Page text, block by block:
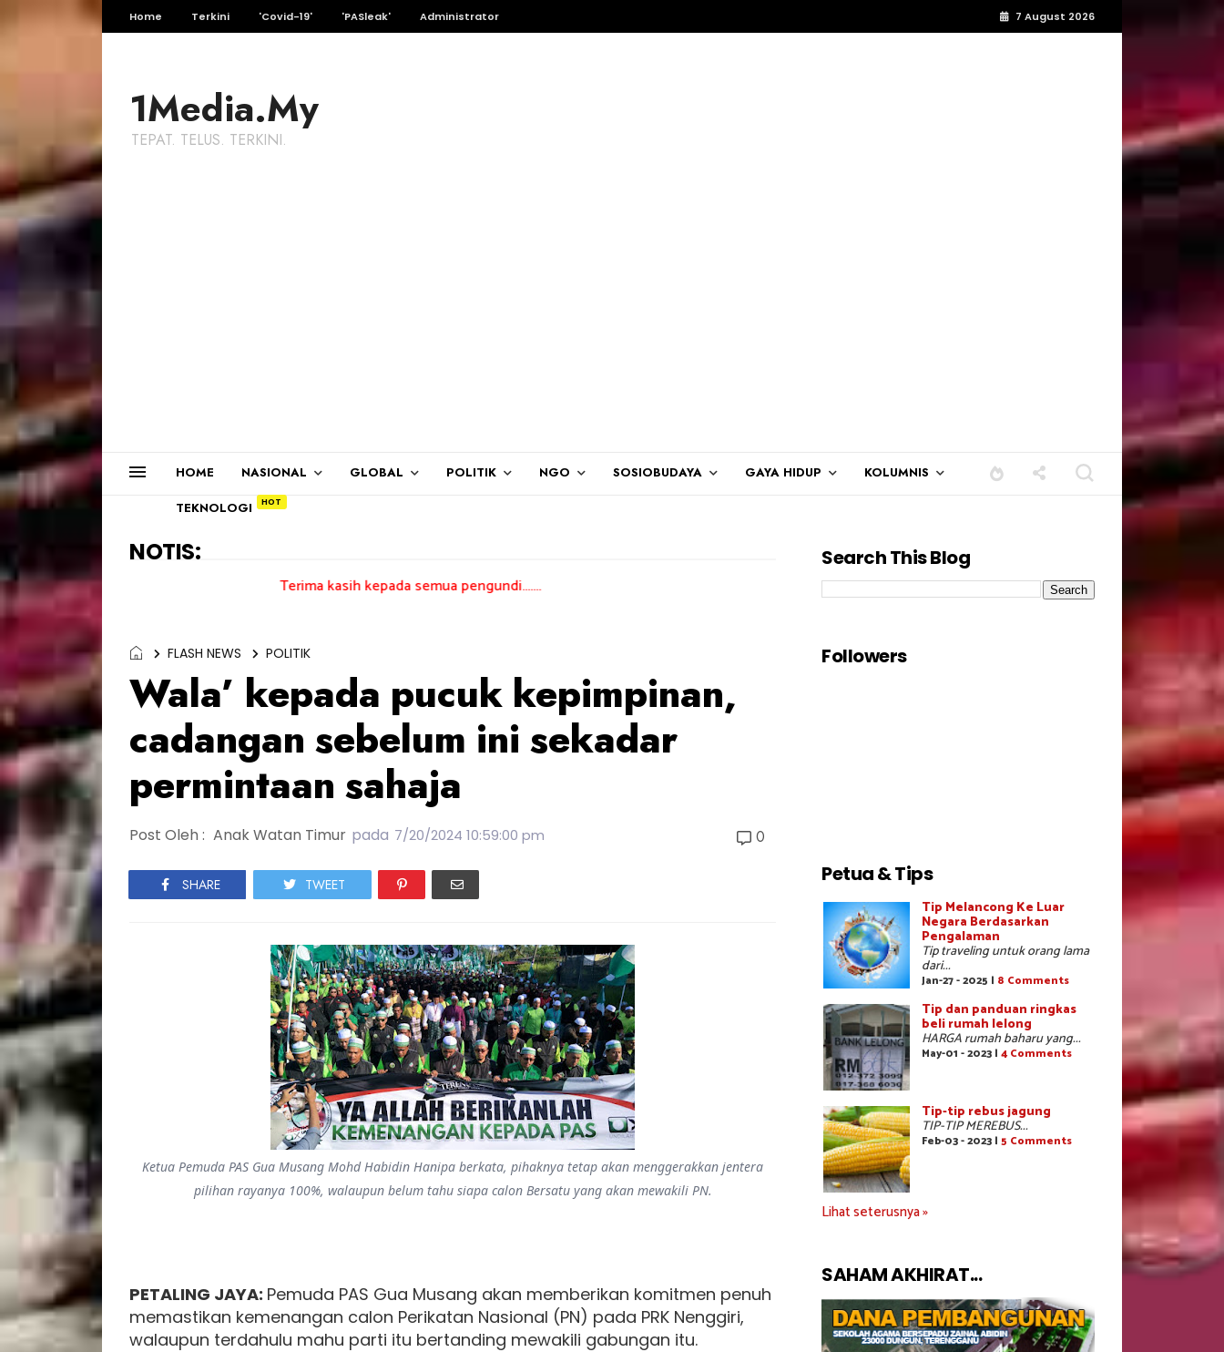
Home Terkini 'Covid-19' 'PASleak' Administrator 7 August 2026
1Media.My
TEPAT. TELUS. TERKINI.
HOME NASIONAL GLOBAL POLITIK NGO SOSIOBUDAYA GAYA HIDUP KOLUMNIS
TEKNOLOGI
NOTIS:
Terima kasih kepada semua pengundi.......
FLASH NEWS POLITIK
Wala’ kepada pucuk kepimpinan,
cadangan sebelum ini sekadar
permintaan sahaja
Post Oleh : Anak Watan Timur pada 7/20/2024 10:59:00 pm 0
SHARE TWEET
Ketua Pemuda PAS Gua Musang Mohd Habidin Hanipa berkata, pihaknya tetap akan menggerakkan jentera
pilihan rayanya 100%, walaupun belum tahu siapa calon Bersatu yang akan mewakili PN.
PETALING JAYA: Pemuda PAS Gua Musang akan memberikan komitmen penuh
memastikan kemenangan calon Perikatan Nasional (PN) pada PRK Nenggiri,
walaupun terdahulu mahu parti itu bertanding mewakili gabungan itu.
Search This Blog
Followers
Petua & Tips
Tip Melancong Ke Luar
Negara Berdasarkan
Pengalaman
Tip traveling untuk orang lama
dari...
Jan-27 - 2025 | 8 Comments
Tip dan panduan ringkas
beli rumah lelong
HARGA rumah baharu yang...
May-01 - 2023 | 4 Comments
Tip-tip rebus jagung
TIP-TIP MEREBUS...
Feb-03 - 2023 | 5 Comments
Lihat seterusnya »
SAHAM AKHIRAT...